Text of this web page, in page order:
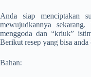
Anda siap menciptakan
mewujudkannya
menggoda dan “kriuk”
Berikut resep yang bisa anda
Bahan: